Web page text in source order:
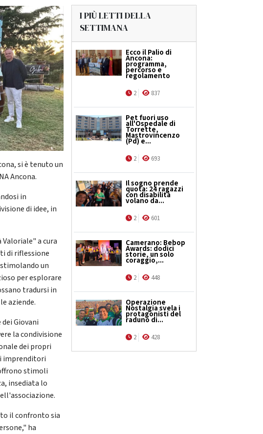
si è tenuto un
Ancona.
in
di idee, in
a cura
di riflessione
un
per esplorare
tradursi in
aziende.
Giovani
la condivisione
dei propri
imprenditori
stimoli
insediata lo
il confronto sia
ha
I PIÙ LETTI DELLA
SETTIMANA
Ecco il Palio di
Ancona:
programma,
percorso e
regolamento
2 837
Pet fuori uso
all'Ospedale di
Torrette,
Mastrovincenzo
(Pd) e...
2 693
Il sogno prende
quota: 24 ragazzi
con disabilità
volano da...
2 601
Camerano: Bebop
Awards: dodici
storie, un solo
coraggio,...
2 448
Operazione
Nostalgia svela i
protagonisti del
raduno di...
2 428